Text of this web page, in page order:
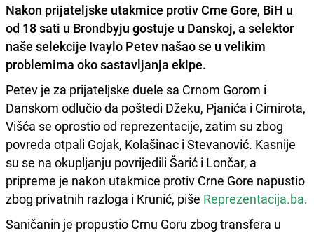
Nakon prijateljske utakmice protiv Crne Gore, BiH u
od 18 sati u Brondbyju gostuje u Danskoj, a selektor
naše selekcije Ivaylo Petev našao se u velikim
problemima oko sastavljanja ekipe.
Petev je za prijateljske duele sa Crnom Gorom i
Danskom odlučio da poštedi Džeku, Pjanića i Cimirota,
Višća se oprostio od reprezentacije, zatim su zbog
povreda otpali Gojak, Kolašinac i Stevanović. Kasnije
su se na okupljanju povrijedili Šarić i Lončar, a
pripreme je nakon utakmice protiv Crne Gore napustio
zbog privatnih razloga i Krunić, piše Reprezentacija.ba.
Saničanin je propustio Crnu Goru zbog transfera u